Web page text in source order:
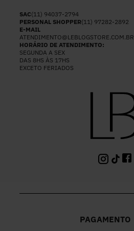
SAC(11) 94037-2794
PERSONAL SHOPPER(11) 97282-2892
E-MAIL
ATENDIMENTO@LEBLOGSTORE.COM.BR
HORÁRIO DE ATENDIMENTO:
SEGUNDA A SEX
DAS 8HS ÀS 17HS
EXCETO FERIADOS
PAGAMENTO